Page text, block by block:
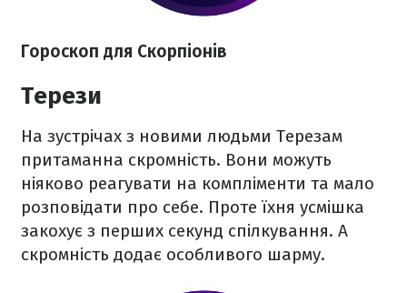
Гороскоп для Скорпіонів
Терези
На зустрічах з новими людьми Терезам
притаманна скромність. Вони можуть
ніяково реагувати на компліменти та мало
розповідати про себе. Проте їхня усмішка
закохує з перших секунд спілкування. А
скромність додає особливого шарму.